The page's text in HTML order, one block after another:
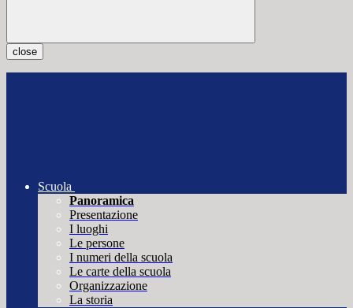
close
Scuola
Panoramica
Presentazione
I luoghi
Le persone
I numeri della scuola
Le carte della scuola
Organizzazione
La storia